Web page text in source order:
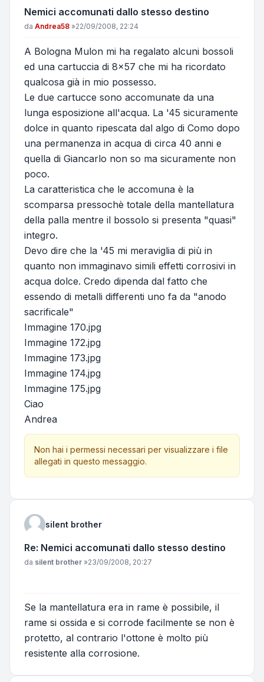
Nemici accomunati dallo stesso destino
Messaggio
da Andrea58 »22/09/2008, 22:24
A Bologna Mulon mi ha regalato alcuni bossoli
ed una cartuccia di 8x57 che mi ha ricordato
qualcosa già in mio possesso.
Le due cartucce sono accomunate da una
lunga esposizione all'acqua. La '45 sicuramente
dolce in quanto ripescata dal algo di Como dopo
una permanenza in acqua di circa 40 anni e
quella di Giancarlo non so ma sicuramente non
poco.
La caratteristica che le accomuna è la
scomparsa pressochè totale della mantellatura
della palla mentre il bossolo si presenta "quasi"
integro.
Devo dire che la '45 mi meraviglia di più in
quanto non immaginavo simili effetti corrosivi in
acqua dolce. Credo dipenda dal fatto che
essendo di metalli differenti uno fa da "anodo
sacrificale"
Immagine 170.jpg
Immagine 172.jpg
Immagine 173.jpg
Immagine 174.jpg
Immagine 175.jpg
Ciao
Andrea
Non hai i permessi necessari per visualizzare i file
allegati in questo messaggio.
silent brother
Re: Nemici accomunati dallo stesso destino
Messaggio
da silent brother »23/09/2008, 20:27
Se la mantellatura era in rame è possibile, il
rame si ossida e si corrode facilmente se non è
protetto, al contrario l'ottone è molto più
resistente alla corrosione.